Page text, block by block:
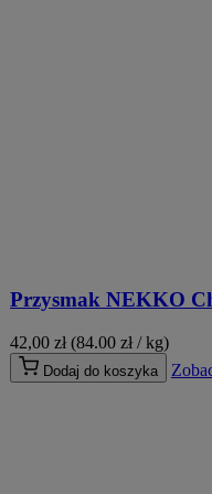
Przysmak NEKKO
42,00 zł (84.00 zł / kg)
Dodaj do koszyka